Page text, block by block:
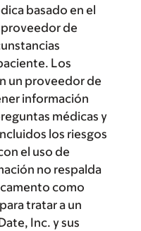
basado en el
proveedor de
Los
un proveedor de
información
médicas y
los riesgos
el uso de
no respalda
como
tratar a un
Inc. y sus